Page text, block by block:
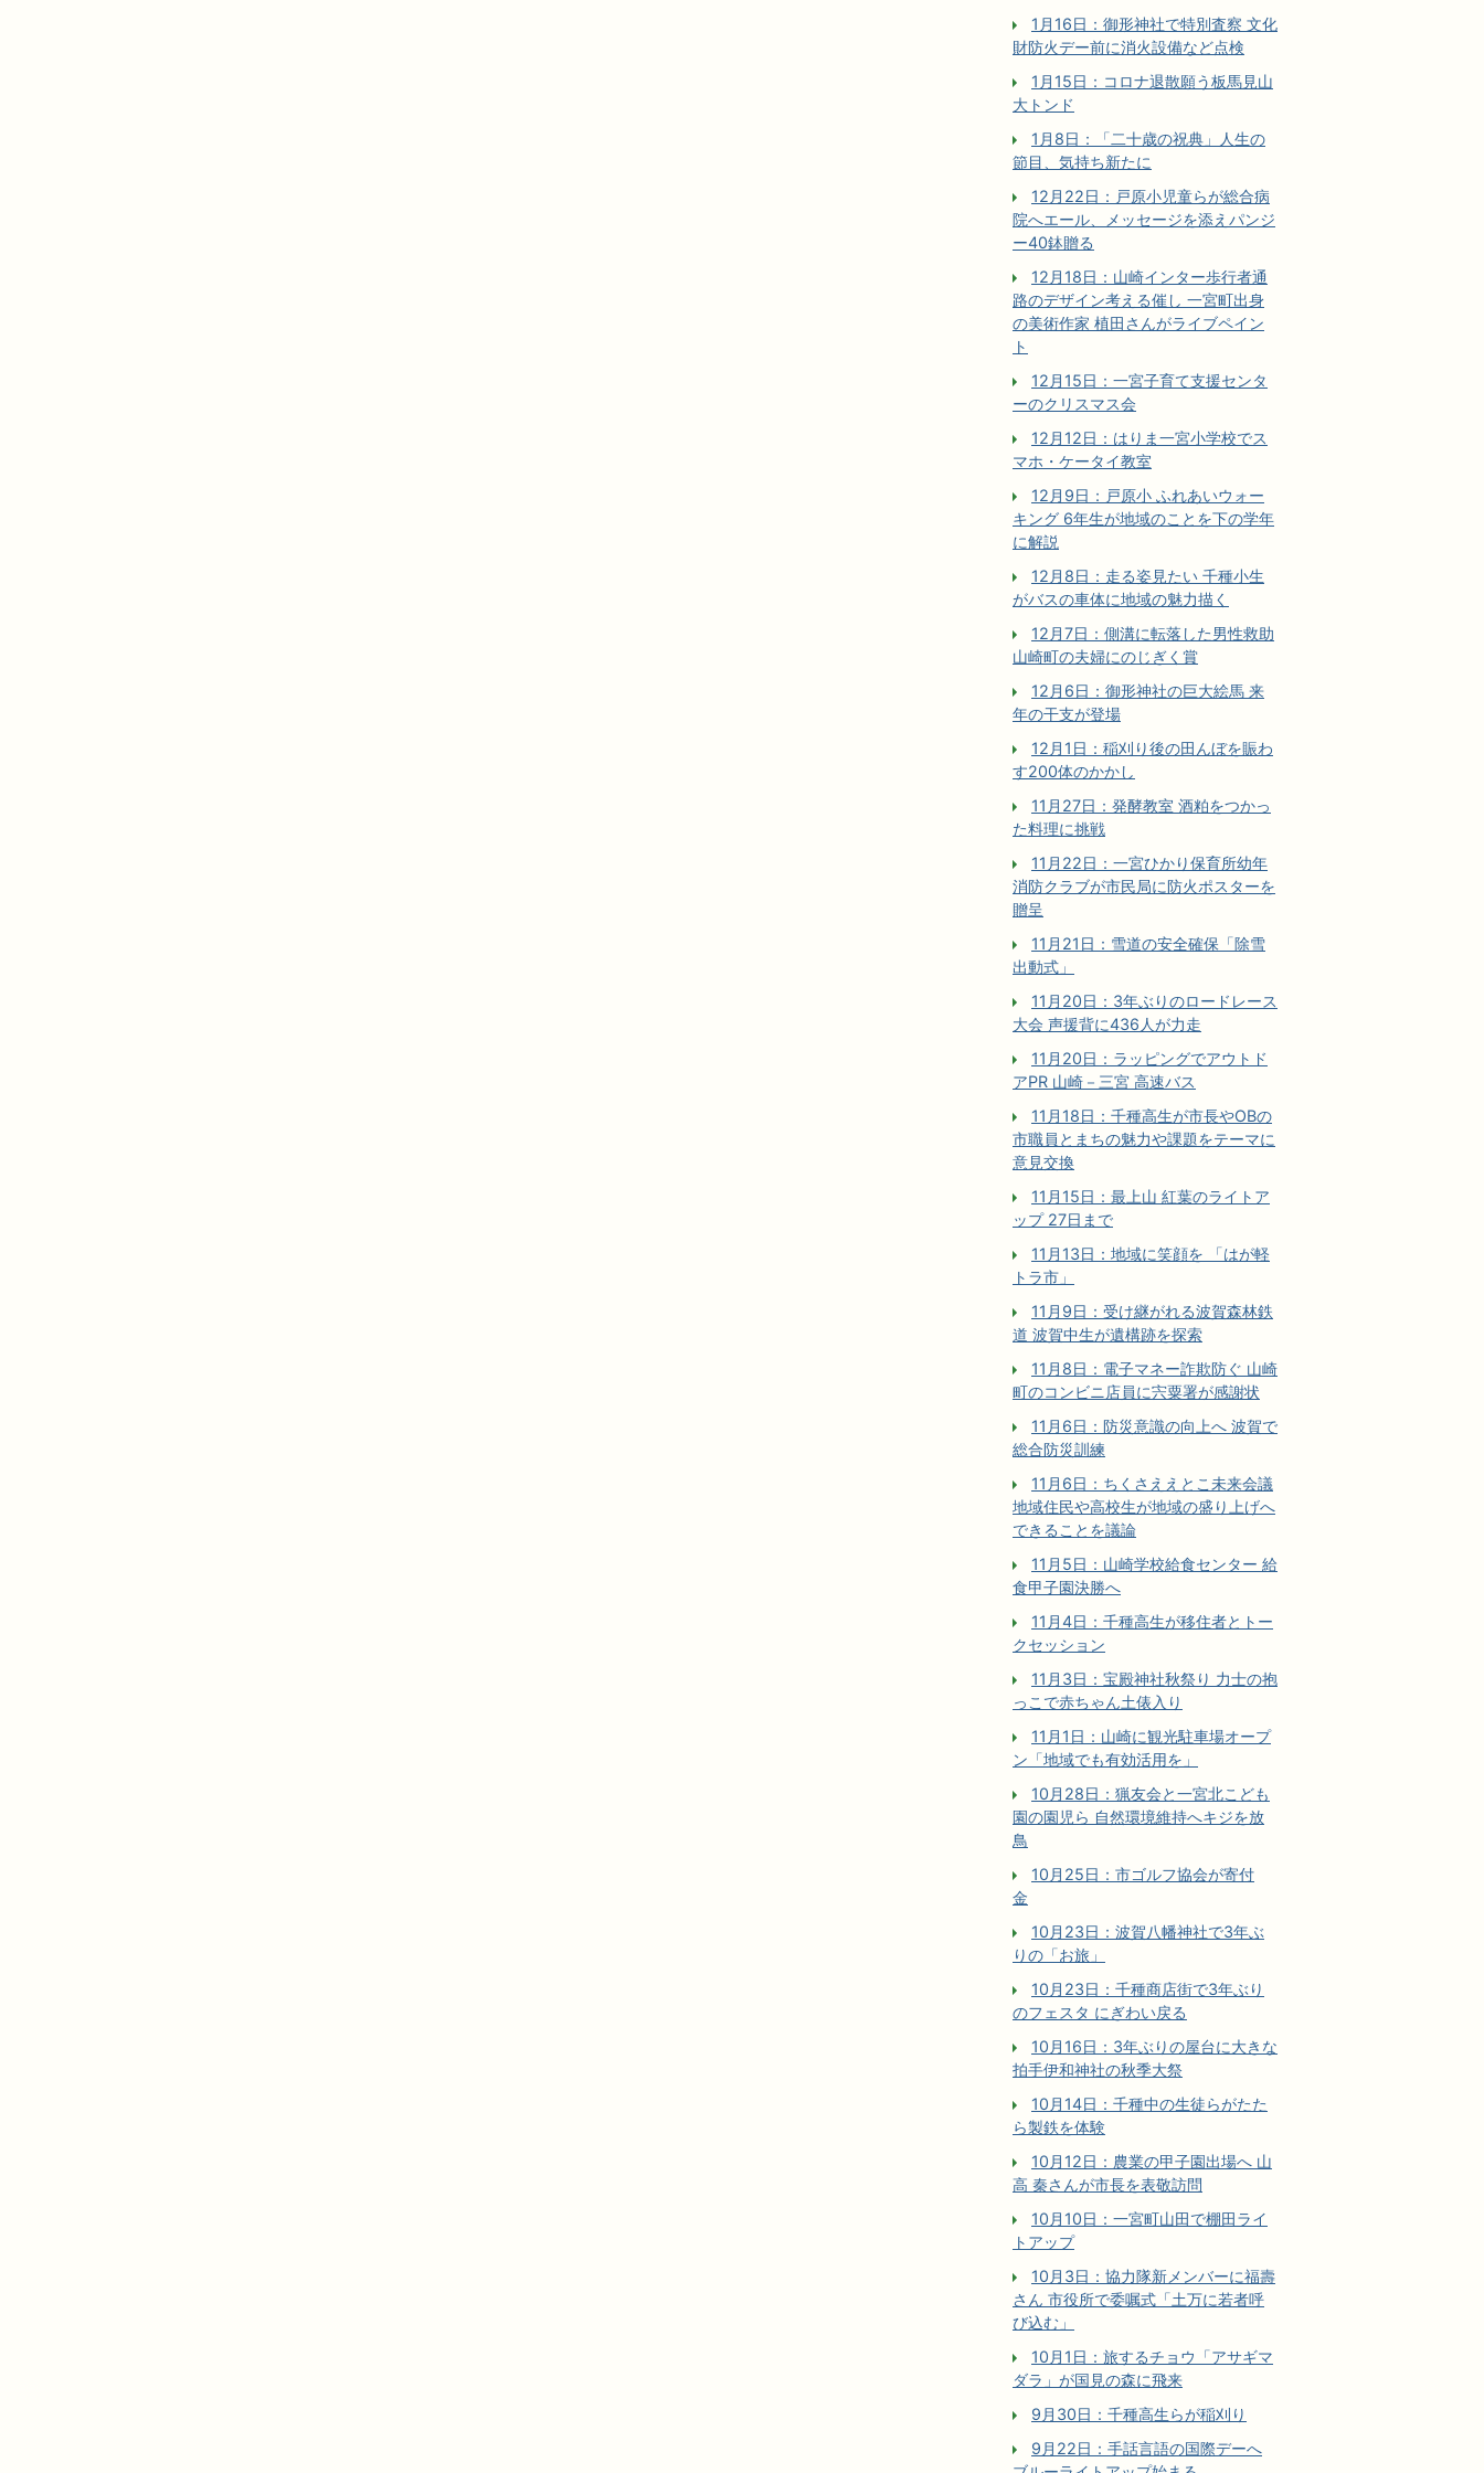
1月16日：御形神社で特別査察 文化
財防火デー前に消火設備など点検
1月15日：コロナ退散願う板馬見山
大トンド
1月8日：「二十歳の祝典」人生の
節目、気持ち新たに
12月22日：戸原小児童らが総合病
院へエール、メッセージを添えパンジ
ー40鉢贈る
12月18日：山崎インター歩行者通
路のデザイン考える催し 一宮町出身
の美術作家 植田さんがライブペイン
ト
12月15日：一宮子育て支援センタ
ーのクリスマス会
12月12日：はりま一宮小学校でス
マホ・ケータイ教室
12月9日：戸原小 ふれあいウォー
キング 6年生が地域のことを下の学年
に解説
12月8日：走る姿見たい 千種小生
がバスの車体に地域の魅力描く
12月7日：側溝に転落した男性救助
山崎町の夫婦にのじぎく賞
12月6日：御形神社の巨大絵馬 来
年の干支が登場
12月1日：稲刈り後の田んぼを賑わ
す200体のかかし
11月27日：発酵教室 酒粕をつかっ
た料理に挑戦
11月22日：一宮ひかり保育所幼年
消防クラブが市民局に防火ポスターを
贈呈
11月21日：雪道の安全確保「除雪
出動式」
11月20日：3年ぶりのロードレース
大会 声援背に436人が力走
11月20日：ラッピングでアウトド
アPR 山崎－三宮 高速バス
11月18日：千種高生が市長やOBの
市職員とまちの魅力や課題をテーマに
意見交換
11月15日：最上山 紅葉のライトア
ップ 27日まで
11月13日：地域に笑顔を 「はが軽
トラ市」
11月9日：受け継がれる波賀森林鉄
道 波賀中生が遺構跡を探索
11月8日：電子マネー詐欺防ぐ 山崎
町のコンビニ店員に宍粟署が感謝状
11月6日：防災意識の向上へ 波賀で
総合防災訓練
11月6日：ちくさええとこ未来会議
地域住民や高校生が地域の盛り上げへ
できることを議論
11月5日：山崎学校給食センター 給
食甲子園決勝へ
11月4日：千種高生が移住者とトー
クセッション
11月3日：宝殿神社秋祭り 力士の抱
っこで赤ちゃん土俵入り
11月1日：山崎に観光駐車場オープ
ン「地域でも有効活用を」
10月28日：猟友会と一宮北こども
園の園児ら 自然環境維持へキジを放
鳥
10月25日：市ゴルフ協会が寄付
金
10月23日：波賀八幡神社で3年ぶ
りの「お旅」
10月23日：千種商店街で3年ぶり
のフェスタ にぎわい戻る
10月16日：3年ぶりの屋台に大きな
拍手伊和神社の秋季大祭
10月14日：千種中の生徒らがたた
ら製鉄を体験
10月12日：農業の甲子園出場へ 山
高 秦さんが市長を表敬訪問
10月10日：一宮町山田で棚田ライ
トアップ
10月3日：協力隊新メンバーに福壽
さん 市役所で委嘱式「土万に若者呼
び込む」
10月1日：旅するチョウ「アサギマ
ダラ」が国見の森に飛来
9月30日：千種高生らが稲刈り
9月22日：手話言語の国際デーへ